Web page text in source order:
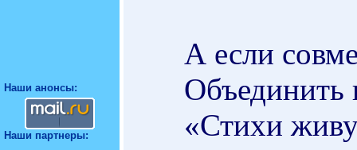
Наши анонсы:
Наши партнеры:
А если
Объединить
«Стихи